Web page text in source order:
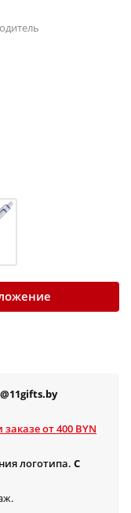
заказе от 400 BYN
логотипа. С